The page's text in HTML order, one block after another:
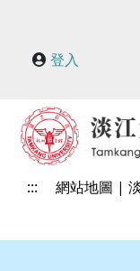
登入
::: 網站地圖 |